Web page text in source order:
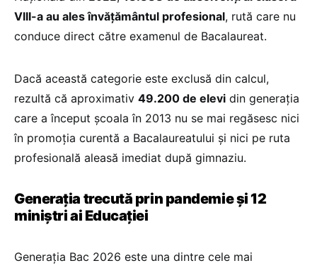
VIII-a au ales învățământul profesional, rută care nu
conduce direct către examenul de Bacalaureat.
Dacă această categorie este exclusă din calcul,
rezultă că aproximativ 49.200 de elevi din generația
care a început școala în 2013 nu se mai regăsesc nici
în promoția curentă a Bacalaureatului și nici pe ruta
profesională aleasă imediat după gimnaziu.
Generația trecută prin pandemie și 12
miniștri ai Educației
Generația Bac 2026 este una dintre cele mai